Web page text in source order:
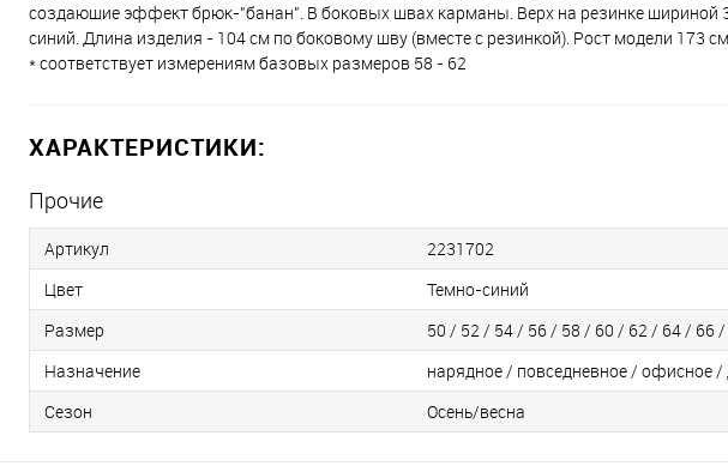
создающие эффект брюк-"банан". В боковых швах карманы. Верх на резинке шириной
синий. Длина изделия - 104 см по боковому шву (вместе с резинкой). Рост модели 173
* соответствует измерениям базовых размеров 58 - 62
ХАРАКТЕРИСТИКИ:
Прочие
Артикул
2231702
Цвет
Темно-синий
Размер
50 / 52 / 54 / 56 / 58 / 60 / 62 / 64 / 66
Назначение
нарядное / повседневное / офисное /
Сезон
Осень/весна